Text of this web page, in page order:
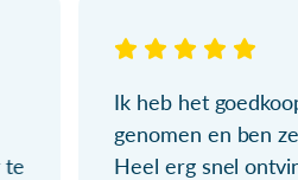
te
Ik heb het
genomen en ben
Heel erg snel